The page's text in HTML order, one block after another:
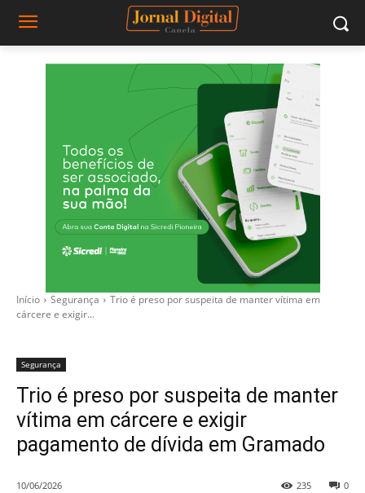
Início Segurança
Trio é preso por suspeita de manter vítima em
cárcere e exigir...
Segurança
Trio é preso por suspeita de manter
vítima em cárcere e exigir
pagamento de dívida em Gramado
10/06/2026 0
235